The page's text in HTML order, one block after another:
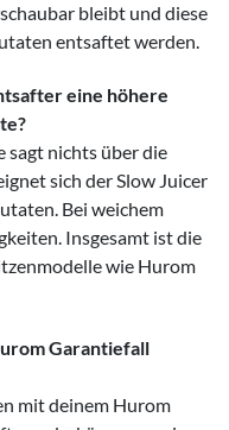
bleibt und diese
entsaftet werden.
eine höhere
sagt nichts über die
sich der Slow Juicer
Bei weichem
Insgesamt ist die
wie Hurom
Garantiefall
mit deinem Hurom